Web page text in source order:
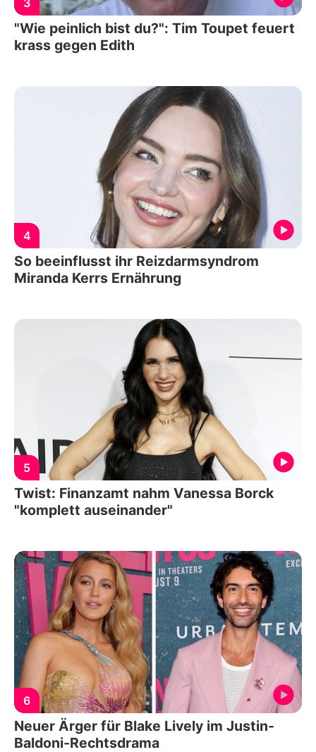
3
"Wie peinlich bist du?": Tim Toupet feuert
krass gegen Edith
4
So beeinflusst ihr Reizdarmsyndrom
Miranda Kerrs Ernährung
5
Twist: Finanzamt nahm Vanessa Borck
"komplett auseinander"
6
Neuer Ärger für Blake Lively im Justin-
Baldoni-Rechtsdrama